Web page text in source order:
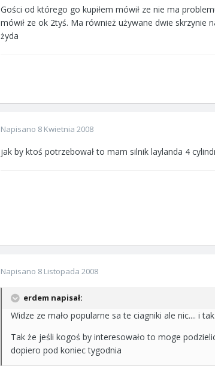
Gości od którego go kupiłem mówił ze nie ma
mówił ze ok 2tyś. Ma również używane dwie skrzynie
żyda
Napisano 8 Kwietnia 2008
jak by ktoś potrzebował to mam silnik laylanda 4
Napisano 8 Listopada 2008
erdem napisał:
Widze ze mało popularne sa te ciagniki ale nic.... i
Tak że jeśli kogoś by interesowało to moge
dopiero pod koniec tygodnia